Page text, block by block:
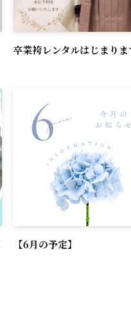
卒業袴レンタルはじまりま
【6月の予定】